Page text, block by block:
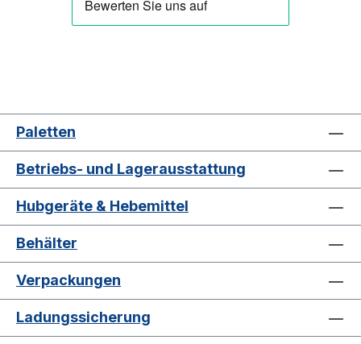
Paletten
Betriebs- und Lagerausstattung
Hubgeräte & Hebemittel
Behälter
Verpackungen
Ladungssicherung